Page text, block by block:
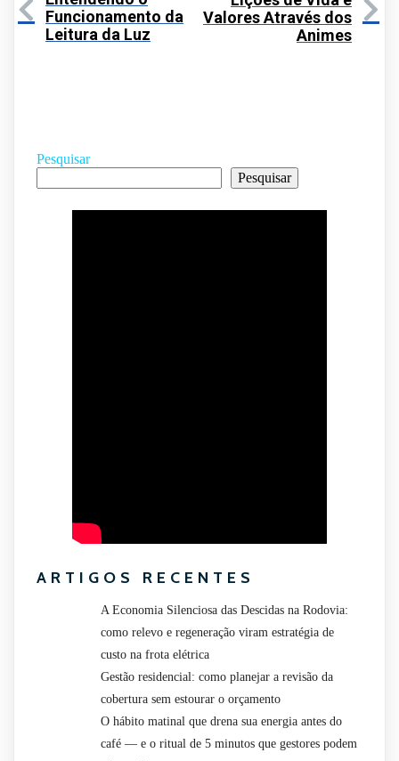
Funcionamento da
Leitura da Luz
Valores Através dos
Animes
Pesquisar
Pesquisar
ARTIGOS RECENTES
A Economia Silenciosa das Descidas na Rodovia:
como relevo e regeneração viram estratégia de
custo na frota elétrica
Gestão residencial: como planejar a revisão da
cobertura sem estourar o orçamento
O hábito matinal que drena sua energia antes do
café — e o ritual de 5 minutos que gestores podem